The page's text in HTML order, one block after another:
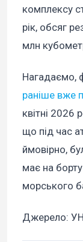
комплексу
рік, обсяг
млн
Нагадаємо,
раніше вже
квітні 2026
що під час
ймовірно,
має на
морського
Джерело: